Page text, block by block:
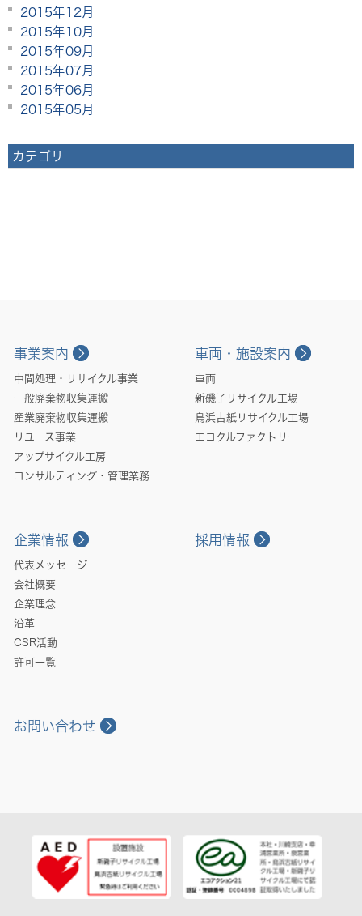
2015年12月
2015年10月
2015年09月
2015年07月
2015年06月
2015年05月
カテゴリ
事業案内
中間処理・リサイクル事業
一般廃棄物収集運搬
産業廃棄物収集運搬
リユース事業
アップサイクル工房
コンサルティング・管理業務
車両・施設案内
車両
新磯子リサイクル工場
鳥浜古紙リサイクル工場
エコクルファクトリー
企業情報
代表メッセージ
会社概要
企業理念
沿革
CSR活動
許可一覧
採用情報
お問い合わせ